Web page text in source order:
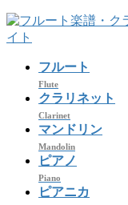
コ
ン
ナ
ビ
フルート
Flute
クラリネット
Clarinet
マンドリン
Mandolin
ピアノ
Piano
ピアニカ